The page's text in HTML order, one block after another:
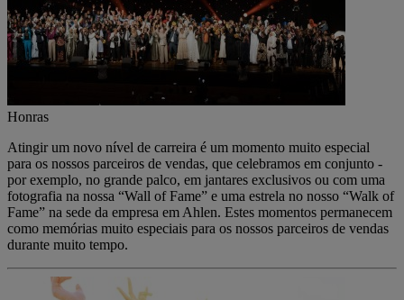
Honras
Atingir um novo nível de carreira é um momento muito especial
para os nossos parceiros de vendas, que celebramos em conjunto -
por exemplo, no grande palco, em jantares exclusivos ou com uma
fotografia na nossa “Wall of Fame” e uma estrela no nosso “Walk of
Fame” na sede da empresa em Ahlen. Estes momentos permanecem
como memórias muito especiais para os nossos parceiros de vendas
durante muito tempo.